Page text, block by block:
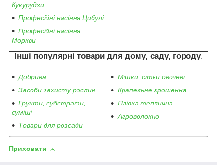
Кукурудзи
Професійні насіння Цибулі
Професійні насіння
Моркви
Інші популярні товари для дому, саду, городу.
Добрива
Засоби захисту рослин
Грунти, субстрати,
суміші
Товари для розсади
Мішки, сітки овочеві
Крапельне зрошення
Плівка теплична
Агроволокно
Приховати